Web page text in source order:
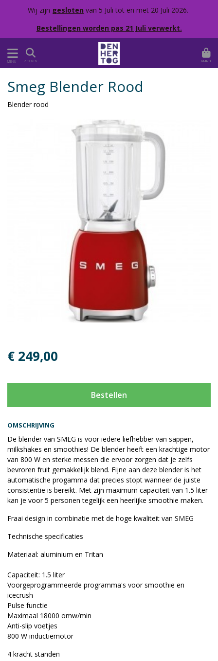
Wij zijn gesloten van 5 Juli tot en met 20 Juli 2026.
Bestellingen worden pas 21 Juli verwerkt.
MENU ZOEKEN MAND
OMSCHRIJVING
De blender van SMEG is voor iedere liefhebber van sappen,
milkshakes en smoothies! De blender heeft een krachtige motor
van 800 W en sterke messen die ervoor zorgen dat je zelfs
bevroren fruit gemakkelijk blend. Fijne aan deze blender is het
automatische progamma dat precies stopt wanneer de juiste
consistentie is bereikt. Met zijn maximum capaciteit van 1.5 liter
kan je voor 5 personen tegelijk een heerlijke smoothie maken.
Fraai design in combinatie met de hoge kwaliteit van SMEG
Technische specificaties
Materiaal: aluminium en Tritan
Capaciteit: 1.5 liter
Voorgeprogrammeerde programma's voor smoothie en
icecrush
Pulse functie
Maximaal 18000 omw/min
Anti-slip voetjes
800 W inductiemotor
4 kracht standen
Smeg Blender Rood
Blender rood
€ 249,00
Bestellen